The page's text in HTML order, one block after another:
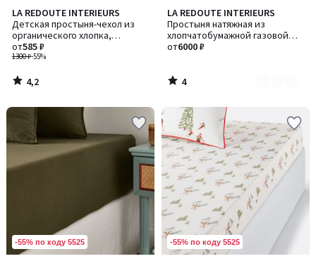
LA REDOUTE INTERIEURS
Детская простыня-чехол из
органического хлопка,
Scenario / Сценарио
1300 ₽-55%
от585 ₽
4,2
/ 5
4,2
/
LA REDOUTE INTERIEURS
Простыня натяжная из
хлопчатобумажной газовой
ткани, Kumla / Кумла
от6000 ₽
4
/
5
Количество
цветов:
7
4
/
-55% по коду 5525 -55% по коду 5525